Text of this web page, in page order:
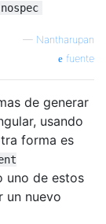
— Nantharupan
fuente
de generar
usando
forma es
uno de estos
un nuevo